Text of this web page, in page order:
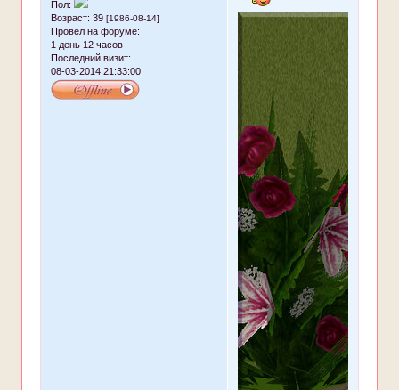
Пол:
Возраст: 39 [1986-08-14]
Провел на форуме:
1 день 12 часов
Последний визит:
08-03-2014 21:33:00